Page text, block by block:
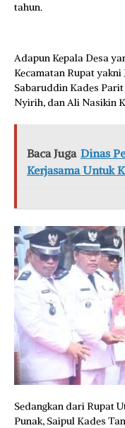
tahun.
Adapun Kepala Desa
Kecamatan Rupat yakni
Sabaruddin Kades
Nyirih, dan Ali Nasikin
Baca Juga Dinas
Kerjasama Untuk
Sedangkan dari Rupat
Punak, Saipul Kades